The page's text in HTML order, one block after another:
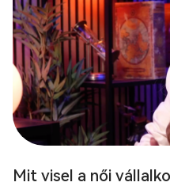
Mit visel a női